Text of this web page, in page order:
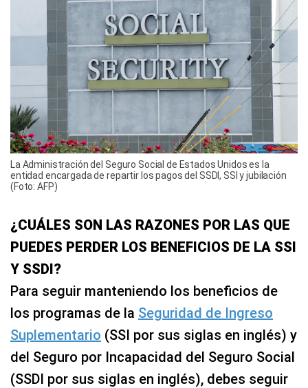
La Administración del Seguro Social de Estados Unidos es la
entidad encargada de repartir los pagos del SSDI, SSI y jubilación
(Foto: AFP)
¿CUÁLES SON LAS RAZONES POR LAS QUE
PUEDES PERDER LOS BENEFICIOS DE LA SSI
Y SSDI?
Para seguir manteniendo los beneficios de
los programas de la Seguridad de Ingreso
Suplementario (SSI por sus siglas en inglés) y
del Seguro por Incapacidad del Seguro Social
(SSDI por sus siglas en inglés), debes seguir